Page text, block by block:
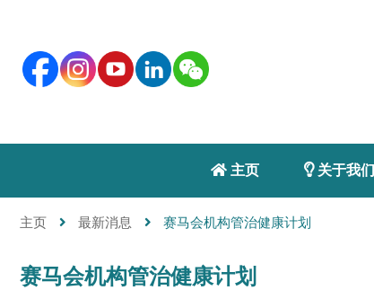
 主页  关于我们
主页 最新消息 赛马会机构管治健康计划
赛马会机构管治健康计划